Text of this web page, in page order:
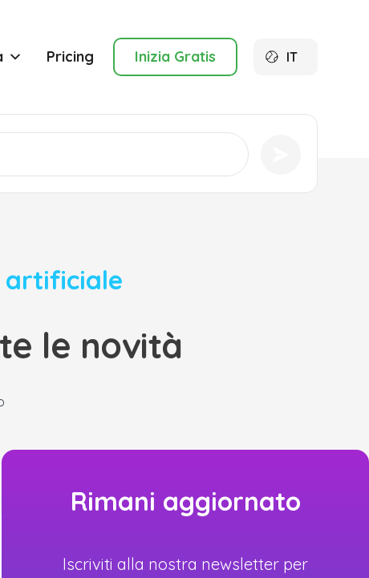
Pricing Inizia Gratis IT
artificiale
le novità
Rimani aggiornato
Iscriviti alla nostra newsletter per